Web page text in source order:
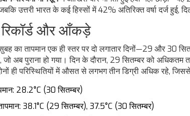
उत्तरी भारत के कई हिस्सों में 42% अतिरिक्त वर्षा दर्ज हुई,
रिकॉर्ड और आँकड़े
का तापमान एक ही स्तर पर दो लगातार दिनों—29 और 30
जो अब पुराना हो गया। दिन के दौरान, 29 सितम्बर को
ही परिस्थितियों में औसत से लगभग तीन डिग्री अधिक रहे,
28.2°C (30 सितम्बर)
38.1°C (29 सितम्बर), 37.5°C (30 सितम्बर)